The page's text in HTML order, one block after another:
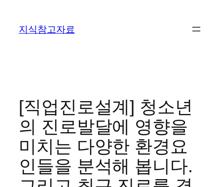
지식참고자료
[직업진로설계] 청소년
의 진로발달에 영향을
미치는 다양한 환경요
인들을 분석해 봅니다.